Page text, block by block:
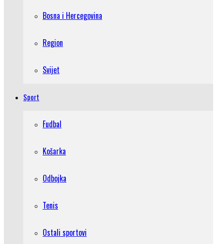
Bosna i Hercegovina
Region
Svijet
Sport
Fudbal
Košarka
Odbojka
Tenis
Ostali sportovi